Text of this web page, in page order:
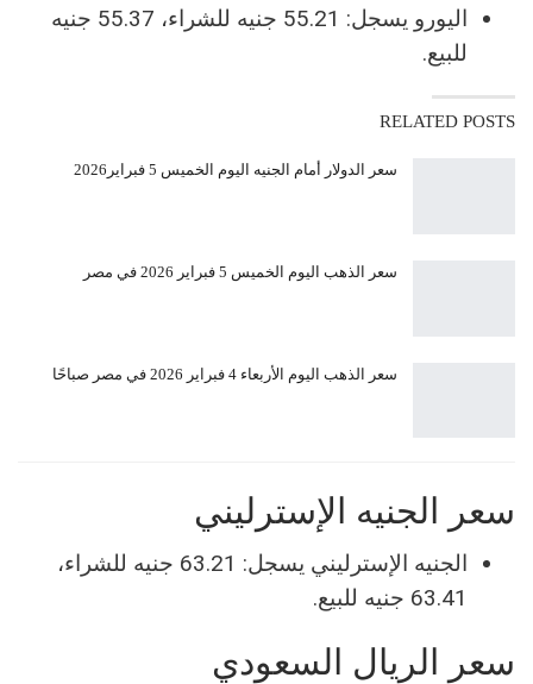
اليورو يسجل: 55.21 جنيه للشراء، 55.37 جنيه
للبيع.
RELATED POSTS
سعر الدولار أمام الجنيه اليوم الخميس 5 فبراير2026
سعر الذهب اليوم الخميس 5 فبراير 2026 في مصر
سعر الذهب اليوم الأربعاء 4 فبراير 2026 في مصر صباحًا
سعر الجنيه الإسترليني
الجنيه الإسترليني يسجل: 63.21 جنيه للشراء،
63.41 جنيه للبيع.
سعر الريال السعودي